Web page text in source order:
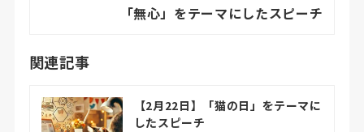
「無心」をテーマにしたスピーチ
関連記事
【2月22日】「猫の日」をテーマに
したスピーチ